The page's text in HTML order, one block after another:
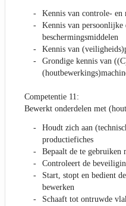
Kennis van controle- en
Kennis van persoonlijke
beschermingsmiddelen
Kennis van
Grondige kennis van
Competentie 11:
Bewerkt onderdelen met
Houdt zich aan
productiefiches
Bepaalt de te gebruiken
Controleert de
Start, stopt en bedient
bewerken
Schaaft tot ontruwde